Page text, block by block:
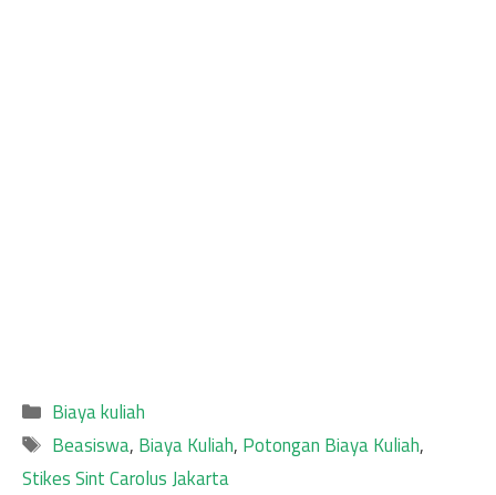
Categories
Biaya kuliah
Tags
Beasiswa, Biaya Kuliah, Potongan Biaya Kuliah,
Stikes Sint Carolus Jakarta